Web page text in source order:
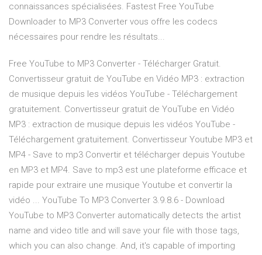
connaissances spécialisées. Fastest Free YouTube
Downloader to MP3 Converter vous offre les codecs
nécessaires pour rendre les résultats...
Free YouTube to MP3 Converter - Télécharger Gratuit.
Convertisseur gratuit de YouTube en Vidéo MP3 : extraction
de musique depuis les vidéos YouTube - Téléchargement
gratuitement. Convertisseur gratuit de YouTube en Vidéo
MP3 : extraction de musique depuis les vidéos YouTube -
Téléchargement gratuitement. Convertisseur Youtube MP3 et
MP4 - Save to mp3 Convertir et télécharger depuis Youtube
en MP3 et MP4. Save to mp3 est une plateforme efficace et
rapide pour extraire une musique Youtube et convertir la
vidéo ... YouTube To MP3 Converter 3.9.8.6 - Download
YouTube to MP3 Converter automatically detects the artist
name and video title and will save your file with those tags,
which you can also change. And, it's capable of importing